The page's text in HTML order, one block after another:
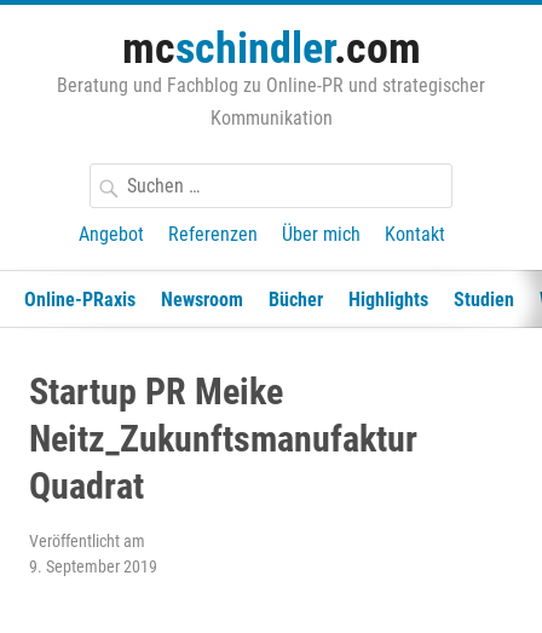
springen
mcschindler.com
Beratung und Fachblog zu Online-PR und strategischer
Kommunikation
Suchen
nach:
Angebot
Referenzen Über mich Kontakt
Online-PRaxis Newsroom Bücher Highlights Studien
Startup PR Meike
Neitz_Zukunftsmanufaktur
Quadrat
Veröffentlicht am
9. September 2019